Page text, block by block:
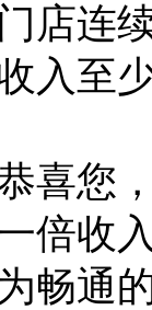
店连
入至
喜您
倍收
畅通